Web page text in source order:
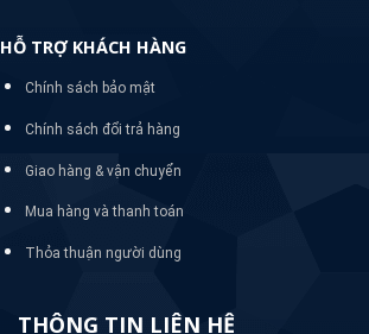
HỖ TRỢ KHÁCH HÀNG
Chính sách bảo mật
Chính sách đổi trả hàng
Giao hàng & vận chuyển
Mua hàng và thanh toán
Thỏa thuận người dùng
THÔNG TIN LIÊN HỆ